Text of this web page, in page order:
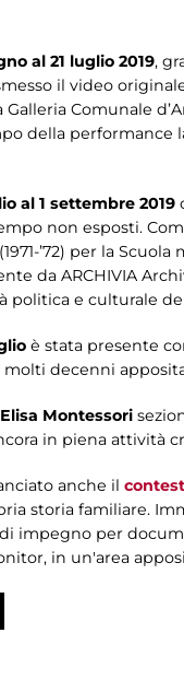
al 21 luglio 2019,
il video
Galleria Comunale
della performance
al 1 settembre 2019
non esposti.
(1971-’72) per la
da ARCHIVIA
politica e culturale
è stata presente
decenni
Montessori
in piena attività
anche il
storia familiare.
impegno per
in un'area